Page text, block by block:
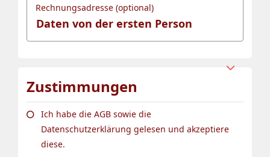
Rechnungsadresse (optional)
Zustimmungen
Ich habe die AGB sowie die
Datenschutzerklärung gelesen und akzeptiere
diese.